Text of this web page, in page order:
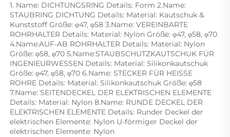
1. Name: DICHTUNGSRING Details: Form 2.Name:
STAUBRING DICHTUNG Details: Material: Kautschuk &
Kunststoff Größe: φ47, φ58 3.Name: VEREINBARTE
ROHRHALTER Details: Material: Nylon Größe: φ47, φ58, φ70
4.Name:AUF-AB ROHRHALTER Details: Material: Nylon
Größe: φ58, φ70 5.Name:STAUBSCHUTZKAUTSCHUK FÜR
INGENIEURWESSEN Details: Material: Silikonkautschuk
Größe: φ47, φ58, φ70 6.Name: STECKER FÜR HEISSE
ROHRE Details: Material: Silikonkautschuk Größe: φ58
7.Name: SEITENDECKEL DER ELEKTRISCHEN ELEMENTE
Details: Material: Nylon 8.Name: RUNDE DECKEL DER
ELEKTRISCHEN ELEMENTE Details: Runder Deckel der
elektrischen Elemente: Nylon U-förmiger Deckel der
elektrischen Elemente: Nylon